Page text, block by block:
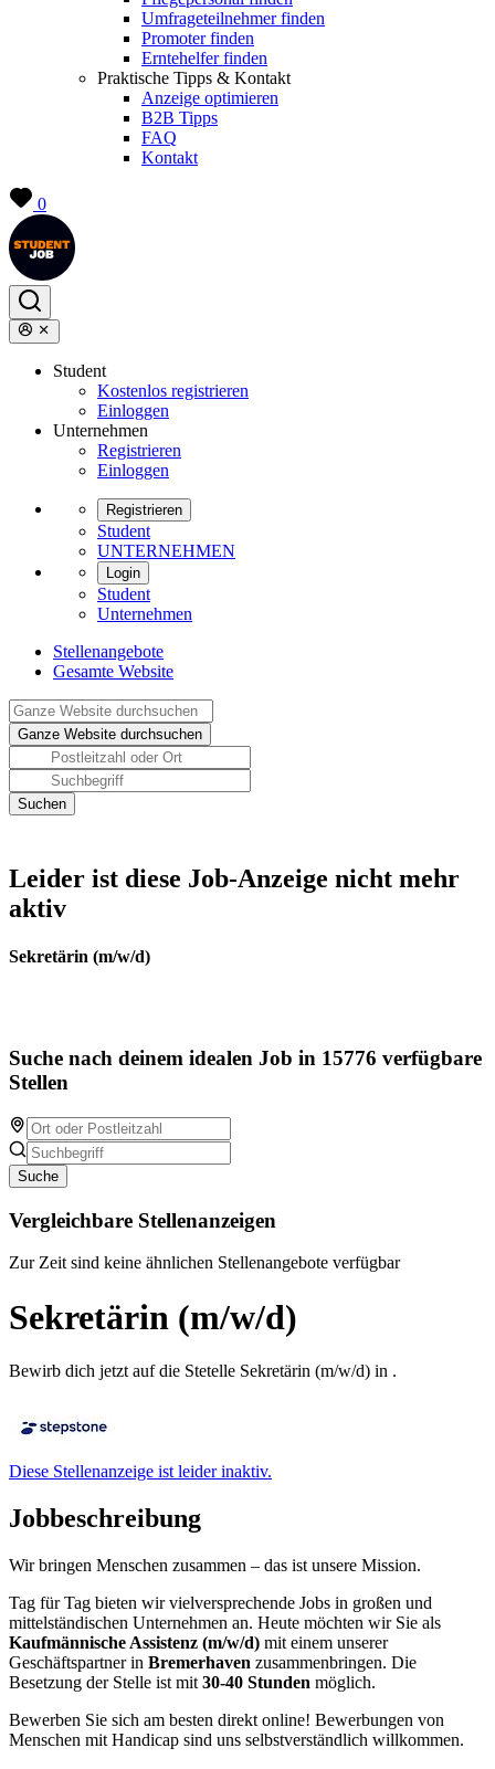
Umfrageteilnehmer finden
Promoter finden
Erntehelfer finden
Praktische Tipps & Kontakt
Anzeige optimieren
B2B Tipps
FAQ
Kontakt
0
Student
Kostenlos registrieren
Einloggen
Unternehmen
Registrieren
Einloggen
Registrieren
Student
UNTERNEHMEN
Login
Student
Unternehmen
Stellenangebote
Gesamte Website
Leider ist diese Job-Anzeige nicht mehr
aktiv
Sekretärin (m/w/d)
Suche nach deinem idealen Job in 15776 verfügbare
Stellen
Suche
Vergleichbare Stellenanzeigen
Zur Zeit sind keine ähnlichen Stellenangebote verfügbar
Sekretärin (m/w/d)
Bewirb dich jetzt auf die Stetelle Sekretärin (m/w/d) in .
Diese Stellenanzeige ist leider inaktiv.
Jobbeschreibung
Wir bringen Menschen zusammen – das ist unsere Mission.
Tag für Tag bieten wir vielversprechende Jobs in großen und
mittelständischen Unternehmen an. Heute möchten wir Sie als
Kaufmännische Assistenz (m/w/d) mit einem unserer
Geschäftspartner in Bremerhaven zusammenbringen. Die
Besetzung der Stelle ist mit 30-40 Stunden möglich.
Bewerben Sie sich am besten direkt online! Bewerbungen von
Menschen mit Handicap sind uns selbstverständlich willkommen.